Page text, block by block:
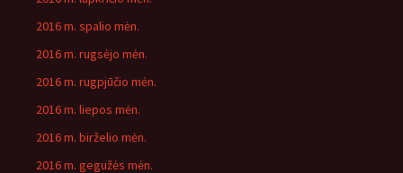
2016 m. spalio mėn.
2016 m. rugsėjo mėn.
2016 m. rugpjūčio mėn.
2016 m. liepos mėn.
2016 m. birželio mėn.
2016 m. gegužės mėn.